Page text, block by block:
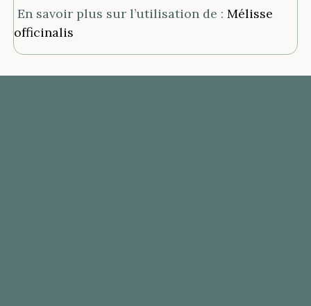
En savoir plus sur l’utilisation de :Mélisse
officinalis